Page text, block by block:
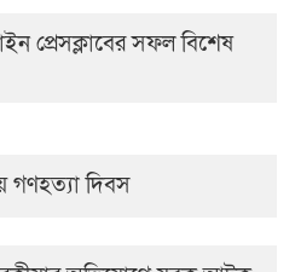
প্রেসক্লাবের সফল বিশেষ
গণহত্যা দিবস